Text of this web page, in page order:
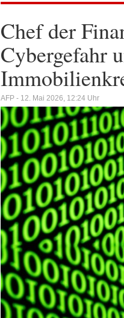
Chef der
Cybergefahr
AFP - 12. Mai 2026, 12:24 Uhr